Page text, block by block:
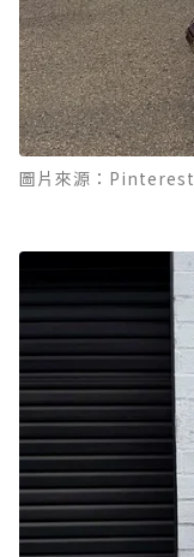
圖片來源：Pinterest